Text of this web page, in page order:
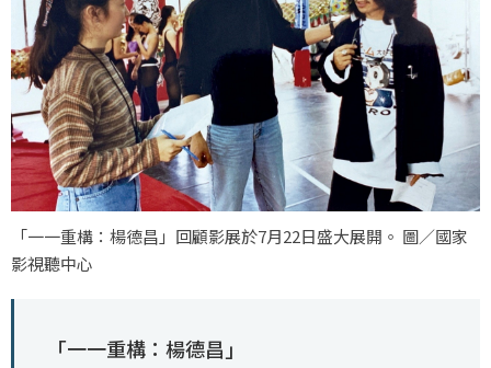
「一一重構：楊德昌」回顧影展於7月22日盛大展開。 圖／國家
影視聽中心
「一一重構：楊德昌」